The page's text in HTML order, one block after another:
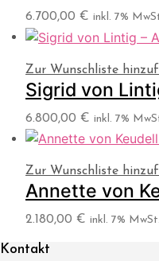
6.700,00 € inkl. 7%
Zur Wunschliste
Sigrid von
6.800,00 € inkl. 7%
Zur Wunschliste
Annette von
2.180,00 € inkl. 7% MwSt.
Kontakt